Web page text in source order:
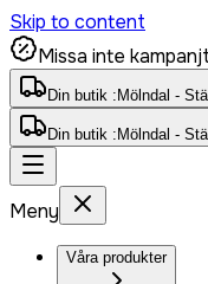
Skip to content
Missa inte
Din butik : Mölndal -
Din butik : Mölndal -
Meny
Våra produkter